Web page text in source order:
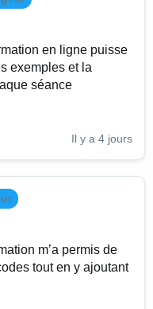
en ligne puisse
exemples et la
séance
Il y a 4 jours
m’a permis de
tout en y ajoutant